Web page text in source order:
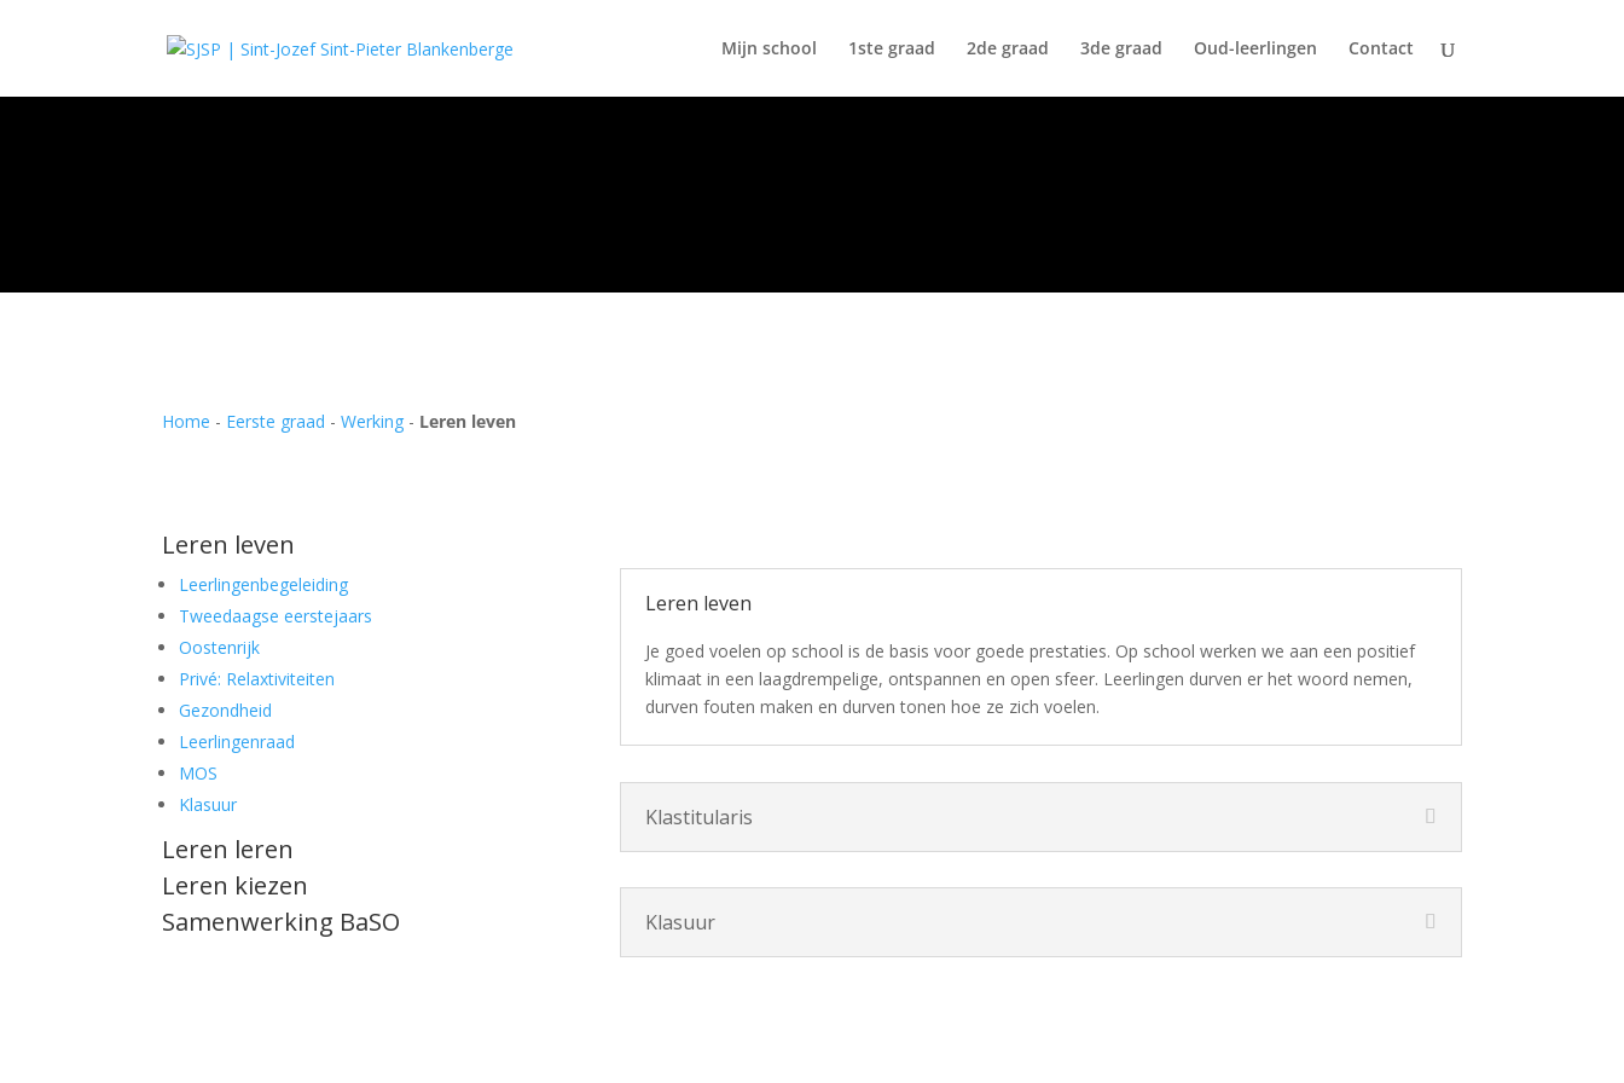
Mijn school 1ste graad 2de graad 3de graad Oud-leerlingen Contact
Home - Eerste graad -Werking - Leren leven
Leren leven
Leerlingenbegeleiding
Tweedaagse eerstejaars
Oostenrijk
Privé: Relaxtiviteiten
Gezondheid
Leerlingenraad
MOS
Klasuur
Leren leren
Leren kiezen
Samenwerking BaSO
Leren leven
Je goed voelen op school is de basis voor goede prestaties. Op school werken we aan een positief
klimaat in een laagdrempelige, ontspannen en open sfeer. Leerlingen durven er het woord nemen,
durven fouten maken en durven tonen hoe ze zich voelen.
Klastitularis
Klasuur